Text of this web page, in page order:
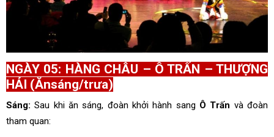
NGÀY 05: HÀNG CHÂU – Ô TRẤN – THƯỢNG
HẢI (Ănsáng/trưa)
Sáng:Sau khi ăn sáng, đoàn khởi hành sang Ô Trấn và đoàn
tham quan: